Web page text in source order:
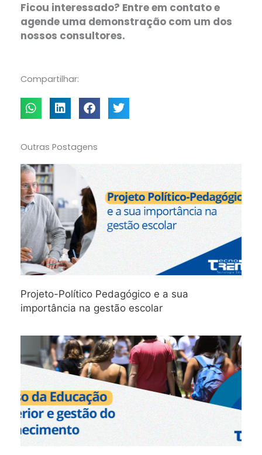
Ficou interessado? Entre em contato e
agende uma demonstração com um dos
nossos consultores.
Compartilhar:
Outras Postagens
Projeto-Político Pedagógico e a sua
importância na gestão escolar